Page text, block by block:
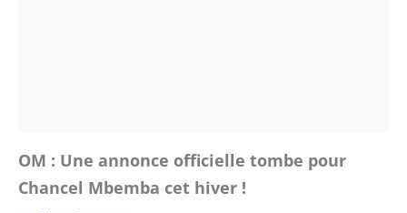
OM : Une annonce officielle tombe pour
Chancel Mbemba cet hiver !